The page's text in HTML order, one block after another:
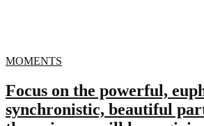
MOMENTS
Focus on the powerful,
synchronistic, beautiful